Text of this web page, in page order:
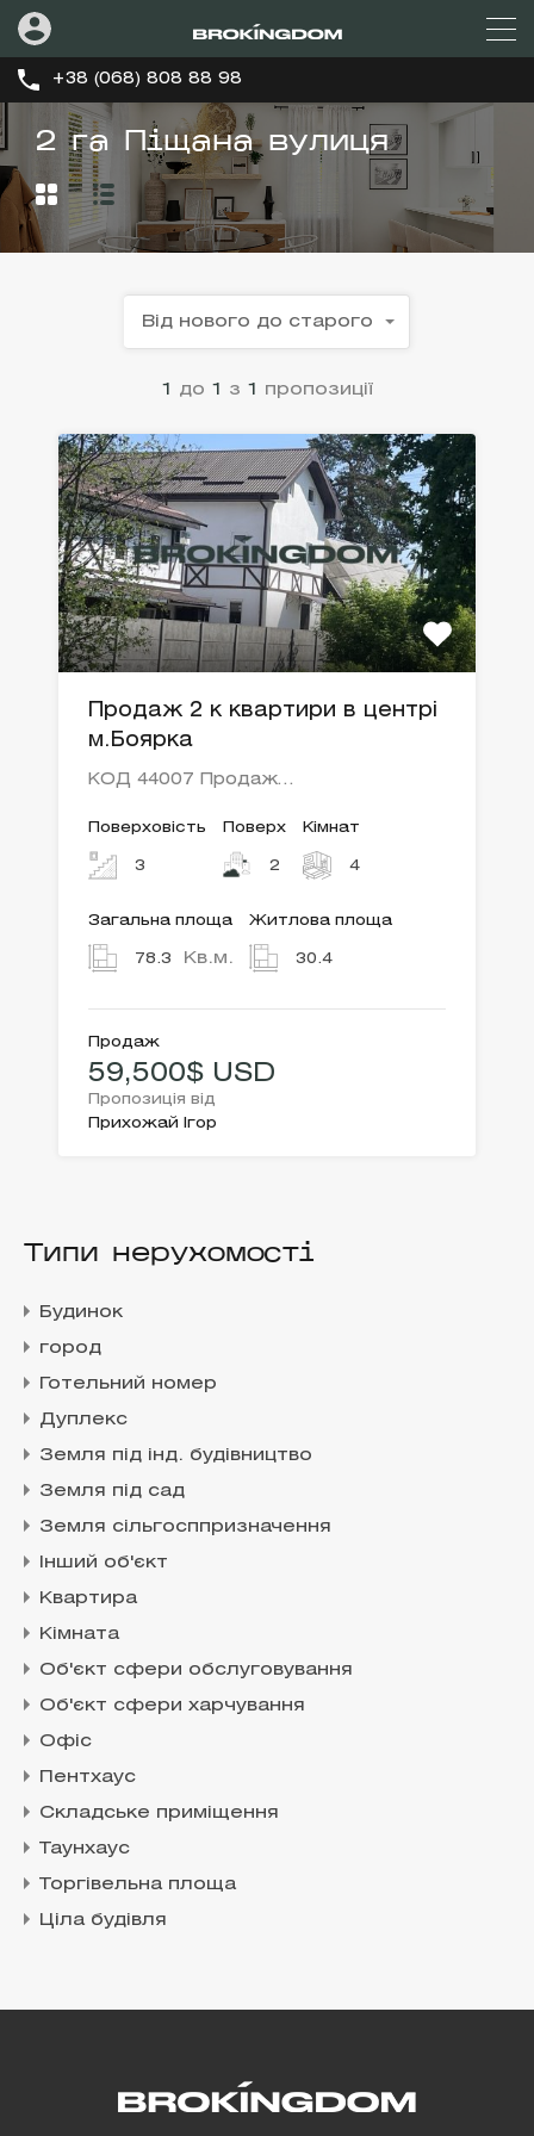
+38 (068) 808 88 98
2 га Піщана вулиця
1 до 1 з 1 пропозиції
Від нового до старого
Продаж 2 к квартири в центрі
м.Боярка
КОД 44007 Продаж…
Поверховість
3
Поверх
2
Кімнат
4
Загальна площа
78.3 Кв.м.
Житлова площа
30.4
Продаж
59,500$ USD
Пропозиція від
Прихожай Ігор
Типи нерухомості
Будинок
город
Готельний номер
Дуплекс
Земля під інд. будівництво
Земля під сад
Земля сільгосппризначення
Інший об'єкт
Квартира
Кімната
Об'єкт сфери обслуговування
Об'єкт сфери харчування
Офіс
Пентхаус
Складське приміщення
Таунхаус
Торгівельна площа
Ціла будівля